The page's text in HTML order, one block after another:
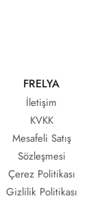
FRELYA
İletişim
KVKK
Mesafeli Satış
Sözleşmesi
Çerez Politikası
Gizlilik Politikası